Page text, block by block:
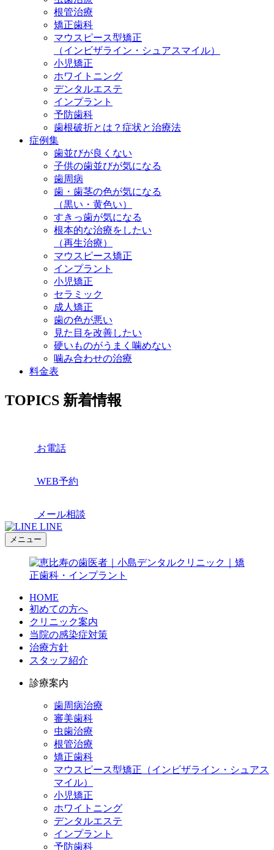
根管治療
矯正歯科
マウスピース型矯正
（インビザライン・シュアスマイル）
小児矯正
ホワイトニング
デンタルエステ
インプラント
予防歯科
歯根破折とは？症状と治療法
症例集
歯並びが良くない
子供の歯並びが気になる
歯周病
歯・歯茎の色が気になる
（黒い・黄色い）
すきっ歯が気になる
根本的な治療をしたい
（再生治療）
マウスピース矯正
インプラント
小児矯正
セラミック
成人矯正
歯の色が悪い
見た目を改善したい
硬いものがうまく噛めない
噛み合わせの治療
料金表
TOPICS 新着情報
お電話
WEB予約
メール相談
LINE
メニュー
HOME
初めての方へ
クリニック案内
当院の感染症対策
治療方針
スタッフ紹介
診療案内
歯周病治療
審美歯科
虫歯治療
根管治療
矯正歯科
マウスピース型矯正（インビザライン・シュアス
マイル）
小児矯正
ホワイトニング
デンタルエステ
インプラント
予防歯科